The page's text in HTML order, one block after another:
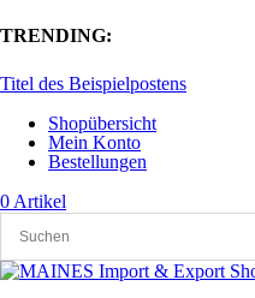
TRENDING:
Titel des Beispielpostens
Shopübersicht
Mein Konto
Bestellungen
0 Artikel